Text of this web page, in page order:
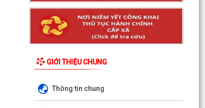
GIỚI THIỆU CHUNG
Thông tin chung